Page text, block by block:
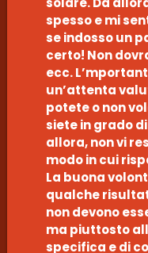
spesso e mi
se indosso un
certo! Non
ecc.
un’attenta
potete o non
siete in grado
allora, non vi
modo in cui
La buona
qualche
non devono
ma piuttosto
specifica e di